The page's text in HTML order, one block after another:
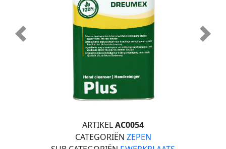
Vorige
ARTIKELAC0054
CATEGORIËN ZEPEN